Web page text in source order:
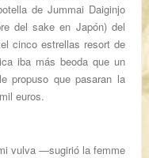
de Jummai Daiginjo
del sake en Japón) del
cinco estrellas resort de
iba más beoda que un
propuso que pasaran la
euros.
vulva ―sugirió la femme